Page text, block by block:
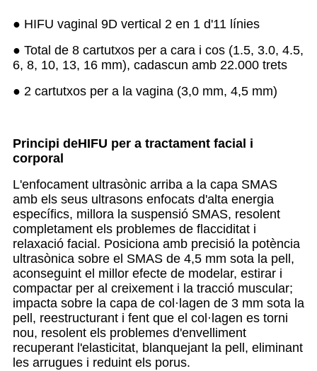
● HIFU vaginal 9D vertical 2 en 1 d'11 línies
● Total de 8 cartutxos per a cara i cos (1.5, 3.0, 4.5,
6, 8, 10, 13, 16 mm), cadascun amb 22.000 trets
● 2 cartutxos per a la vagina (3,0 mm, 4,5 mm)
Principi deHIFU per a tractament facial i
corporal
L'enfocament ultrasònic arriba a la capa SMAS
amb els seus ultrasons enfocats d'alta energia
específics, millora la suspensió SMAS, resolent
completament els problemes de flacciditat i
relaxació facial. Posiciona amb precisió la potència
ultrasònica sobre el SMAS de 4,5 mm sota la pell,
aconseguint el millor efecte de modelar, estirar i
compactar per al creixement i la tracció muscular;
impacta sobre la capa de col·lagen de 3 mm sota la
pell, reestructurant i fent que el col·lagen es torni
nou, resolent els problemes d'envelliment
recuperant l'elasticitat, blanquejant la pell, eliminant
les arrugues i reduint els porus.